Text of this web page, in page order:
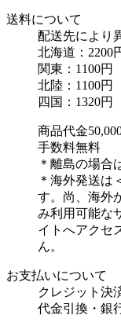
送料について
配送先により
北海道：
関東：1100
北陸：1100
四国：1320
商品代金
手数料無料
＊離島の場合
＊海外発送は
す。尚、海外
み利用可能な
イトへアクセ
ん。
お支払いについて
クレジット決
代金引換・銀